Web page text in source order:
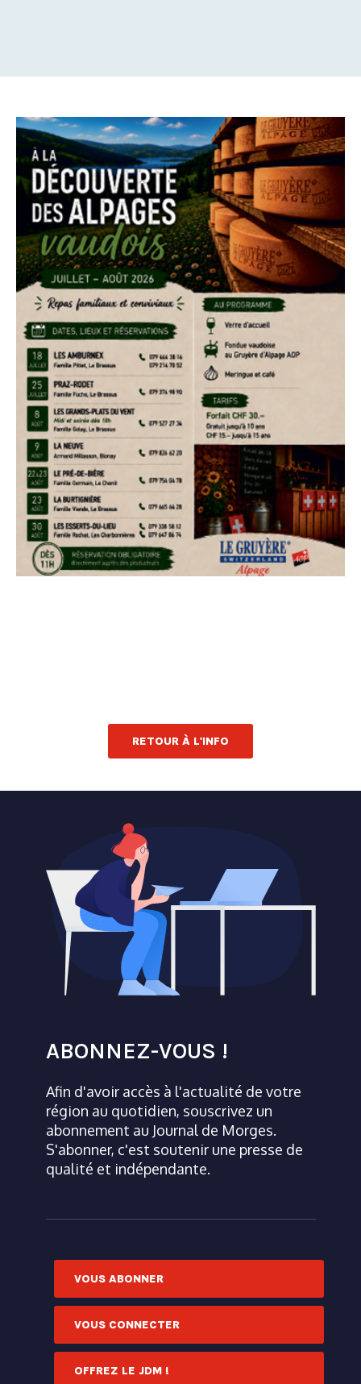
RETOUR À L'INFO
ABONNEZ-VOUS !
Afin d'avoir accès à l'actualité de votre
région au quotidien, souscrivez un
abonnement au Journal de Morges.
S'abonner, c'est soutenir une presse de
qualité et indépendante.
VOUS ABONNER
VOUS CONNECTER
OFFREZ LE JDM !